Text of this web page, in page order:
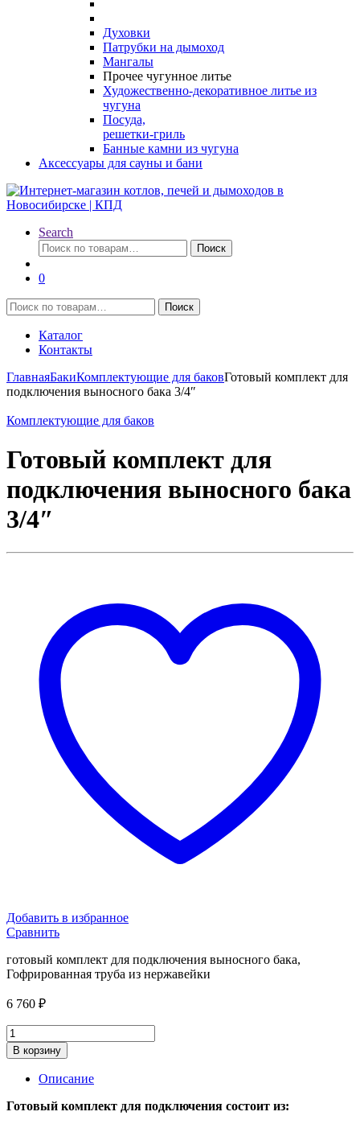
Духовки
Патрубки на дымоход
Мангалы
Прочее чугунное литье
Художественно-декоративное литье из
чугуна
Посуда,
решетки-гриль
Банные камни из чугуна
Аксессуары для сауны и бани
Search
Искать:
Поиск
0
Искать:
Поиск
Каталог
Контакты
ГлавнаяБакиКомплектующие для баковГотовый комплект для
подключения выносного бака 3/4″
Комплектующие для баков
Готовый комплект для
подключения выносного бака
3/4″
Добавить в избранное
Сравнить
готовый комплект для подключения выносного бака,
Гофрированная труба из нержавейки
6 760 ₽
Готовый
комплект
для
подключения
выносного
бака
В корзину
Описание
Готовый комплект для подключения состоит из: